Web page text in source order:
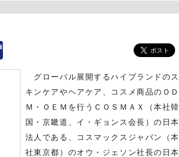
グローバル展開するハイブランドのス
キンケアやヘアケア、コスメ商品のＯＤ
Ｍ・ＯＥＭを行うＣＯＳＭＡＸ（本社韓
国・京畿道、イ・ギョンス会長）の日本
法人である、コスマックスジャパン（本
社東京都）のオウ・ジェソン社長の日本